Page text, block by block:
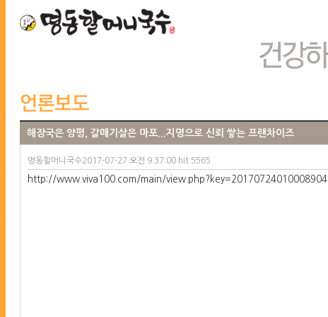
해장국은 양평, 갈매기살은 마포...지명으로 신뢰 쌓는 프랜차이즈
명동할머니국수2017-07-27 오전 9:37:00 hit 5565
http://www.viva100.com/main/view.php?key=20170724010008904